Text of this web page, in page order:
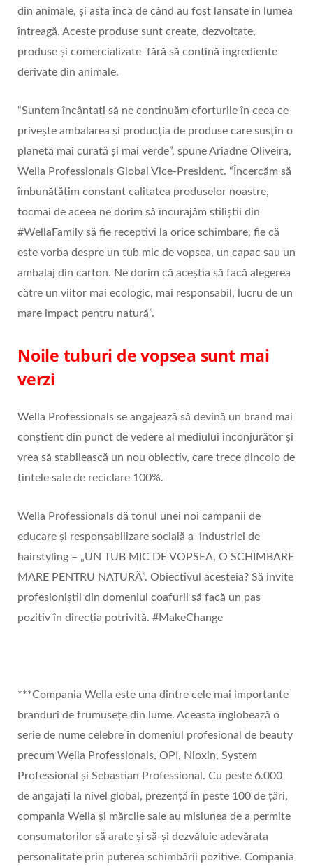
din animale, și asta încă de când au fost lansate în lumea
întreagă. Aceste produse sunt create, dezvoltate,
produse și comercializate fără să conțină ingrediente
derivate din animale.
“Suntem încântați să ne continuăm eforturile în ceea ce
privește ambalarea și producția de produse care susțin o
planetă mai curată și mai verde”, spune Ariadne Oliveira,
Wella Professionals Global Vice-President. “Încercăm să
îmbunătățim constant calitatea produselor noastre,
tocmai de aceea ne dorim să încurajăm stiliștii din
#WellaFamily să fie receptivi la orice schimbare, fie că
este vorba despre un tub mic de vopsea, un capac sau un
ambalaj din carton. Ne dorim că aceștia să facă alegerea
către un viitor mai ecologic, mai responsabil, lucru de un
mare impact pentru natură”.
Noile tuburi de vopsea sunt mai
verzi
Wella Professionals se angajează să devină un brand mai
conștient din punct de vedere al mediului înconjurător și
vrea să stabilească un nou obiectiv, care trece dincolo de
țintele sale de reciclare 100%.
Wella Professionals dă tonul unei noi campanii de
educare și responsabilizare socială a industriei de
hairstyling – „UN TUB MIC DE VOPSEA, O SCHIMBARE
MARE PENTRU NATURĂ”. Obiectivul acesteia? Să invite
profesioniștii din domeniul coafurii să facă un pas
pozitiv în direcția potrivită. #MakeChange
***Compania Wella este una dintre cele mai importante
branduri de frumusețe din lume. Aceasta înglobează o
serie de nume celebre în domeniul profesional de beauty
precum Wella Professionals, OPI, Nioxin, System
Professional și Sebastian Professional. Cu peste 6.000
de angajați la nivel global, prezență în peste 100 de țări,
compania Wella și mărcile sale au misiunea de a permite
consumatorilor să arate și să-și dezvăluie adevărata
personalitate prin puterea schimbării pozitive. Compania